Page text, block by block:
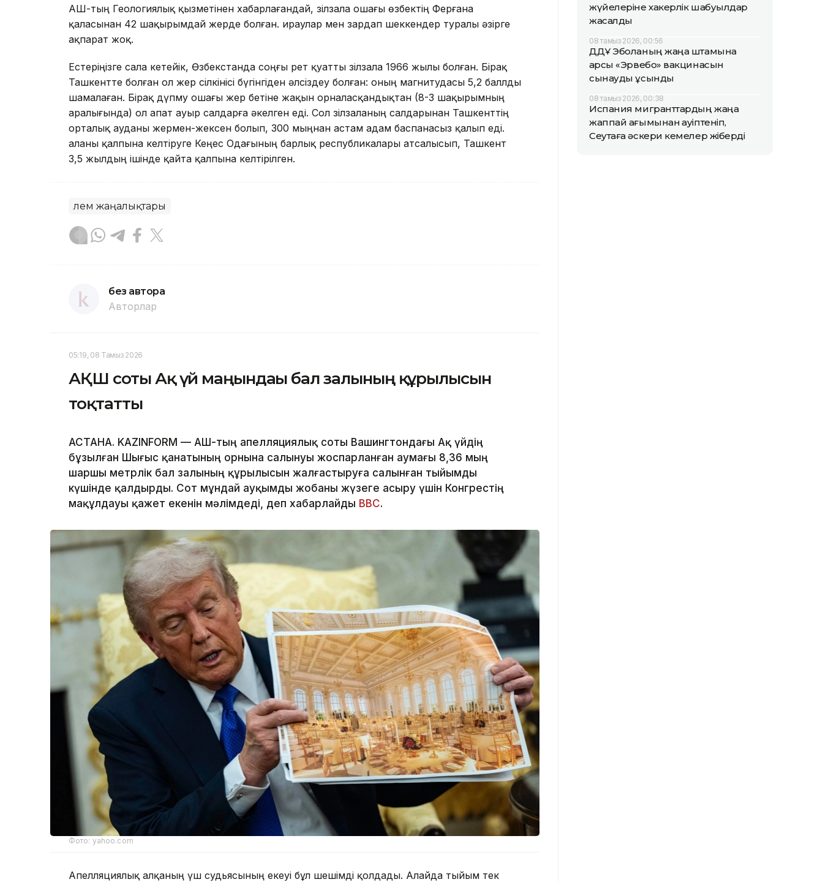
АҚШ-тың Геологиялық қызметінен хабарлағандай, зілзала ошағы өзбектің Ферғана
қаласынан 42 шақырымдай жерде болған. Қираулар мен зардап шеккендер туралы әзірге
ақпарат жоқ.
Естеріңізге сала кетейік, Өзбекстанда соңғы рет қуатты зілзала 1966 жылы болған. Бірақ
Ташкентте болған ол жер сілкінісі бүгінгіден әлсіздеу болған: оның магнитудасы 5,2 баллды
шамалаған. Бірақ дүпму ошағы жер бетіне жақын орналасқандықтан (8-3 шақырымның
аралығында) ол апат ауыр салдарға әкелген еді. Сол зілзаланың салдарынан Ташкенттің
орталық ауданы жермен-жексен болып, 300 мыңнан астам адам баспанасыз қалып еді.
Қаланы қалпына келтіруге Кеңес Одағының барлық республикалары атсалысып, Ташкент
3,5 жылдың ішінде қайта қалпына келтірілген.
Әлем жаңалықтары
без автора
Авторлар
05:19, 08 Тамыз 2026
АҚШ соты Ақ үй маңындағы бал залының құрылысын
тоқтатты
АСТАНА. KAZINFORM — АҚШ-тың апелляциялық соты Вашингтондағы Ақ үйдің
бұзылған Шығыс қанатының орнына салынуы жоспарланған аумағы 8,36 мың
шаршы метрлік бал залының құрылысын жалғастыруға салынған тыйымды
күшінде қалдырды. Сот мұндай ауқымды жобаны жүзеге асыру үшін Конгрестің
мақұлдауы қажет екенін мәлімдеді, деп хабарлайды BBC.
Фото: yahoo.com
Апелляциялық алқаның үш судьясының екеуі бұл шешімді қолдады. Алайда тыйым тек
жүйелеріне хакерлік шабуылдар
жасалды
08 тамыз 2026, 00:56
ДДҰ Эболаның жаңа штамына
қарсы «Эрвебо» вакцинасын
сынауды ұсынды
08 тамыз 2026, 00:38
Испания мигранттардың жаңа
жаппай ағымынан қауіптеніп,
Сеутаға әскери кемелер жіберді